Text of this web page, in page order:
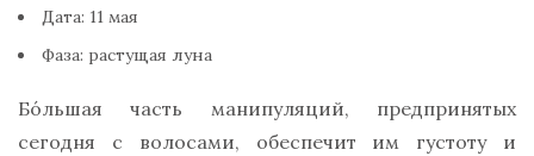
Дата: 11 мая
Фаза: растущая луна
Бо́льшая часть манипуляций, предпринятых
сегодня с волосами, обеспечит им густоту и